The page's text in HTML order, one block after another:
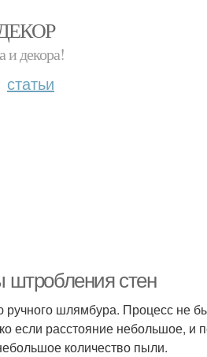
и декора!
статьи
стен
шлямбура. Процесс не
если расстояние небольшое, и
количество пыли.